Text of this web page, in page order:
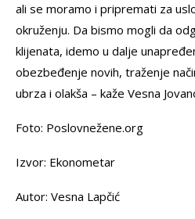
ali se moramo i pripremati za
okruženju. Da bismo mogli da
klijenata, idemo u dalje
obezbeđenje novih, traženje
ubrza i olakša – kaže Vesna
Foto: Poslovnežene.org
Izvor: Ekonometar
Autor: Vesna Lapčić